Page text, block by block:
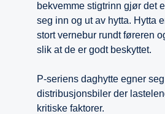
bekvemme stigtrinn gjør det
seg inn og ut av hytta. Hytta
stort vernebur rundt føreren
slik at de er godt beskyttet.
P-seriens daghytte egner
distribusjonsbiler der
kritiske faktorer.